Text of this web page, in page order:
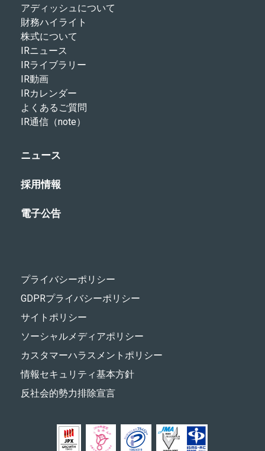
アディッシュについて
財務ハイライト
株式について
IRニュース
IRライブラリー
IR動画
IRカレンダー
よくあるご質問
IR通信（note）
ニュース
採用情報
電子公告
プライバシーポリシー
GDPRプライバシーポリシー
サイトポリシー
ソーシャルメディアポリシー
カスタマーハラスメントポリシー
情報セキュリティ基本方針
反社会的勢力排除宣言